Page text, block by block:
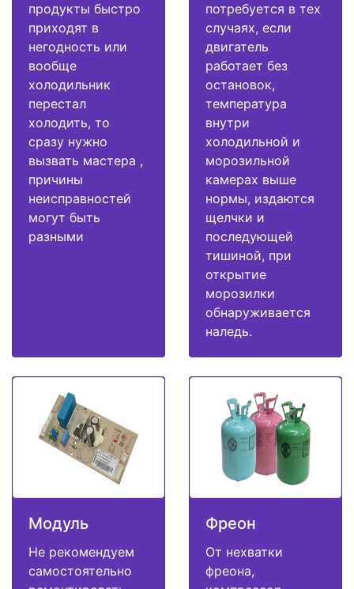
продукты быстро
приходят в
негодность или
вообще
холодильник
перестал
холодить, то
сразу нужно
вызвать мастера ,
причины
неисправностей
могут быть
разными
потребуется в тех
случаях, если
двигатель
работает без
остановок,
температура
внутри
холодильной и
морозильной
камерах выше
нормы, издаются
щелчки и
последующей
тишиной, при
открытие
морозилки
обнаруживается
наледь.
Модуль
Не рекомендуем
самостоятельно
Фреон
От нехватки
фреона,